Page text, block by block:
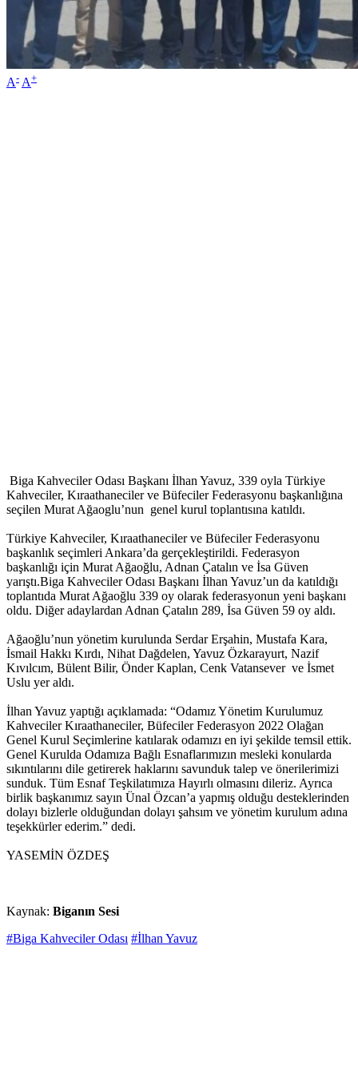
A- A+
Biga Kahveciler Odası Başkanı İlhan Yavuz, 339 oyla Türkiye
Kahveciler, Kıraathaneciler ve Büfeciler Federasyonu başkanlığına
seçilen Murat Ağaoglu’nun genel kurul toplantısına katıldı.
Türkiye Kahveciler, Kıraathaneciler ve Büfeciler Federasyonu
başkanlık seçimleri Ankara’da gerçekleştirildi. Federasyon
başkanlığı için Murat Ağaoğlu, Adnan Çatalın ve İsa Güven
yarıştı.Biga Kahveciler Odası Başkanı İlhan Yavuz’un da katıldığı
toplantıda Murat Ağaoğlu 339 oy olarak federasyonun yeni başkanı
oldu. Diğer adaylardan Adnan Çatalın 289, İsa Güven 59 oy aldı.
Ağaoğlu’nun yönetim kurulunda Serdar Erşahin, Mustafa Kara,
İsmail Hakkı Kırdı, Nihat Dağdelen, Yavuz Özkarayurt, Nazif
Kıvılcım, Bülent Bilir, Önder Kaplan, Cenk Vatansever ve İsmet
Uslu yer aldı.
İlhan Yavuz yaptığı açıklamada: “Odamız Yönetim Kurulumuz
Kahveciler Kıraathaneciler, Büfeciler Federasyon 2022 Olağan
Genel Kurul Seçimlerine katılarak odamızı en iyi şekilde temsil ettik.
Genel Kurulda Odamıza Bağlı Esnaflarımızın mesleki konularda
sıkıntılarını dile getirerek haklarını savunduk talep ve önerilerimizi
sunduk. Tüm Esnaf Teşkilatımıza Hayırlı olmasını dileriz. Ayrıca
birlik başkanımız sayın Ünal Özcan’a yapmış olduğu desteklerinden
dolayı bizlerle olduğundan dolayı şahsım ve yönetim kurulum adına
teşekkürler ederim.” dedi.
YASEMİN ÖZDEŞ
Kaynak: Biganın Sesi
#Biga Kahveciler Odası #İlhan Yavuz